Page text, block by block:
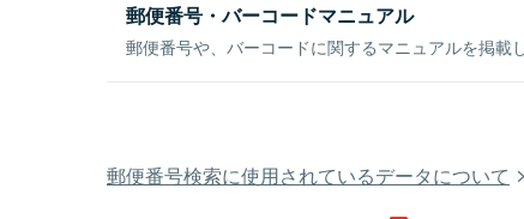
郵便番号・バーコードマニュアル
郵便番号や、バーコードに関するマニュアルを掲載
郵便番号検索に使用されているデータについて